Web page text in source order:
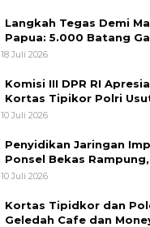
Langkah Tegas Demi
Papua: 5.000 Batang
Diungkap Koops TNI
18 Juli 2026
Komisi III DPR RI
Kortas Tipikor Polri
Korupsi Batu Bara
10 Juli 2026
Penyidikan Jaringan
Ponsel Bekas
Tersangka Sudah P-21
10 Juli 2026
Kortas Tipidkor dan
Geledah Cafe dan